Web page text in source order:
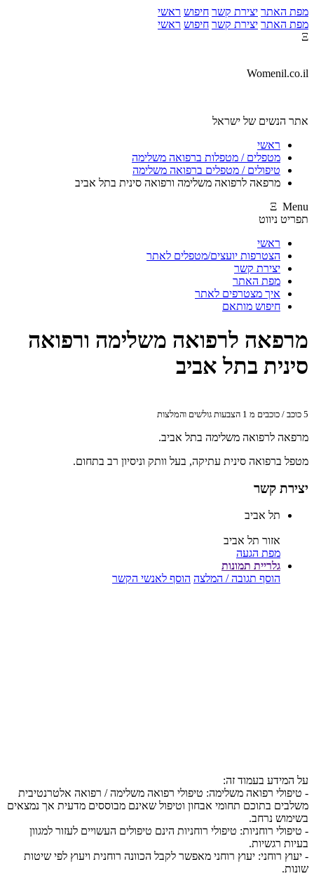
מפת האתר יצירת קשר חיפוש ראשי
מפת האתר יצירת קשר חיפוש ראשי
Ξ
Womenil.co.il
אתר הנשים של ישראל
ראשי
מטפלים / מטפלות ברפואה משלימה
טיפולים / מטפלים ברפואה משלימה
מרפאה לרפואה משלימה ורפואה סינית בתל אביב
Ξ Menu
תפריט ניווט
ראשי
הצטרפות יועצים/מטפלים לאתר
יצירת קשר
מפת האתר
איך מצטרפים לאתר
חיפוש מותאם
מרפאה לרפואה משלימה ורפואה
סינית בתל אביב
5 כוכב / כוכבים מ 1 הצבעות גולשים והמלצות
מרפאה לרפואה משלימה בתל אביב.
מטפל ברפואה סינית עתיקה, בעל וותק וניסיון רב בתחום.
יצירת קשר
תל אביב
אזור תל אביב
מפת הגעה
גלריית תמונות
הוסף תגובה / המלצה הוסף לאנשי הקשר
על המידע בעמוד זה:
- טיפולי רפואה משלימה: טיפולי רפואה משלימה / רפואה אלטרנטיבית
משלבים בתוכם תחומי אבחון וטיפול שאינם מבוססים מדעית אך נמצאים
בשימוש נרחב.
- טיפולי רוחניות: טיפולי רוחניות הינם טיפולים העשויים לעזור למגוון
בעיות רגשיות.
- יעוץ רוחני: יעוץ רוחני מאפשר לקבל הכוונה רוחנית ויעוץ לפי שיטות
שונות.